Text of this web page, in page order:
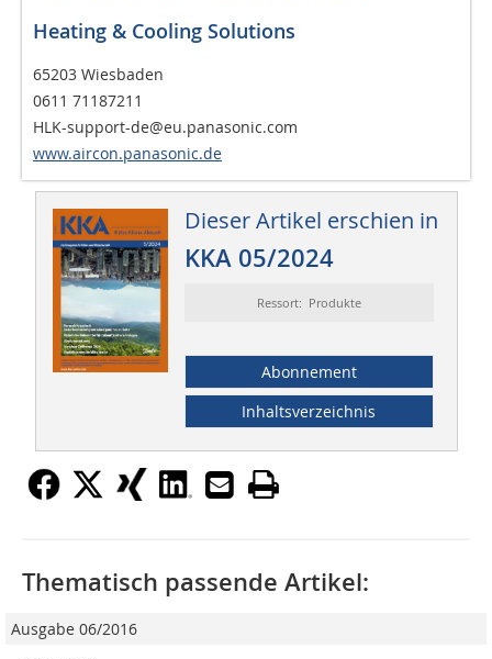
Heating & Cooling Solutions
65203 Wiesbaden
0611 71187211
HLK-support-de@eu.panasonic.com
www.aircon.panasonic.de
Dieser Artikel erschien in
KKA 05/2024
Ressort: Produkte
Abonnement
Inhaltsverzeichnis
Thematisch passende Artikel:
Ausgabe 06/2016